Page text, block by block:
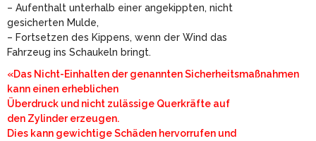
– Aufenthalt unterhalb einer angekippten, nicht
gesicherten Mulde,
– Fortsetzen des Kippens, wenn der Wind das
Fahrzeug ins Schaukeln bringt.
«Das Nicht-Einhalten der genannten Sicherheitsmaßnahmen
kann einen erheblichen
Überdruck und nicht zulässige Querkräfte auf
den Zylinder erzeugen.
Dies kann gewichtige Schäden hervorrufen und